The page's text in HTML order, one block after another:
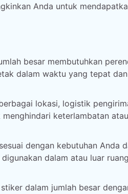
Anda untuk
besar membutuhkan
dalam waktu yang tepat
lokasi, logistik
keterlambatan
dengan kebutuhan Anda
dalam atau luar
dalam jumlah besar